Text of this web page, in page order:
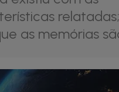
as memórias